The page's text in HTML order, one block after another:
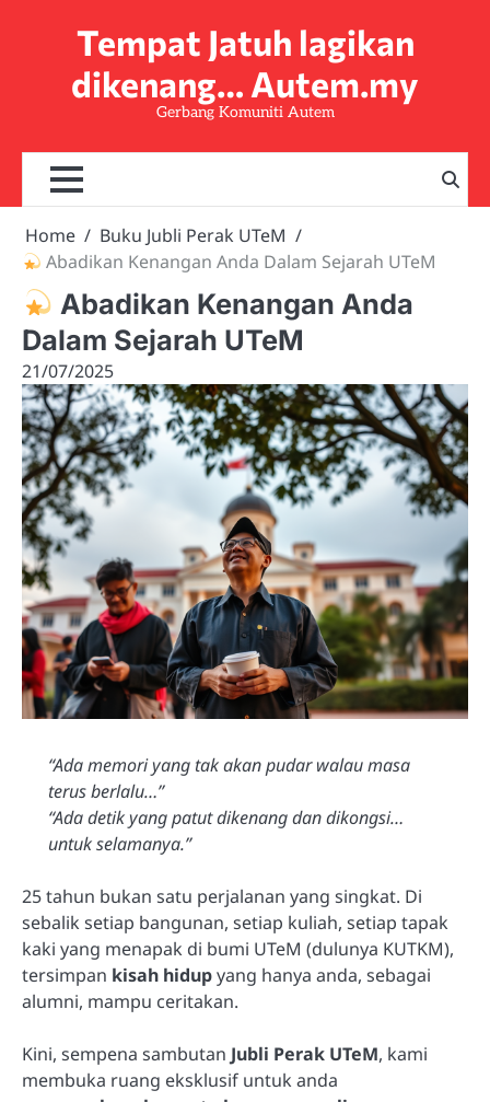
Tempat Jatuh lagikan
dikenang… Autem.my
Gerbang Komuniti Autem
Home
Buku Jubli Perak UTeM
Abadikan Kenangan Anda Dalam Sejarah UTeM
Abadikan Kenangan Anda
Dalam Sejarah UTeM
21/07/2025
“Ada memori yang tak akan pudar walau masa
terus berlalu…”
“Ada detik yang patut dikenang dan dikongsi…
untuk selamanya.”
25 tahun bukan satu perjalanan yang singkat. Di
sebalik setiap bangunan, setiap kuliah, setiap tapak
kaki yang menapak di bumi UTeM (dulunya KUTKM),
tersimpan kisah hidupyang hanya anda, sebagai
alumni, mampu ceritakan.
Kini, sempena sambutan Jubli Perak UTeM, kami
membuka ruang eksklusif untuk anda